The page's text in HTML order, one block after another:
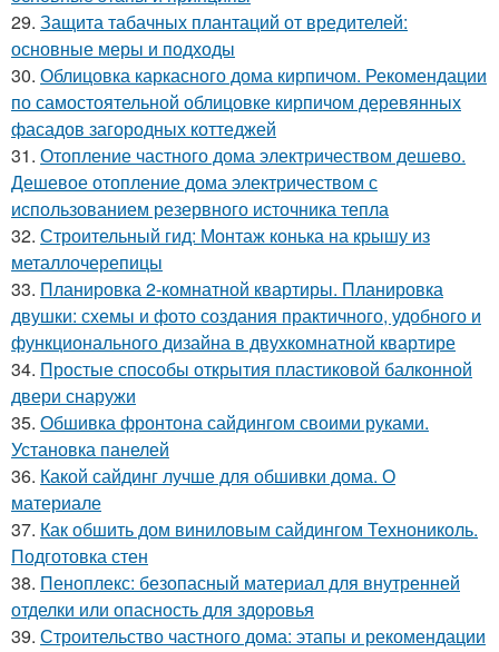
29. Защита табачных плантаций от вредителей:
основные меры и подходы
30. Облицовка каркасного дома кирпичом. Рекомендации
по самостоятельной облицовке кирпичом деревянных
фасадов загородных коттеджей
31. Отопление частного дома электричеством дешево.
Дешевое отопление дома электричеством с
использованием резервного источника тепла
32. Строительный гид: Монтаж конька на крышу из
металлочерепицы
33. Планировка 2-комнатной квартиры. Планировка
двушки: схемы и фото создания практичного, удобного и
функционального дизайна в двухкомнатной квартире
34. Простые способы открытия пластиковой балконной
двери снаружи
35. Обшивка фронтона сайдингом своими руками.
Установка панелей
36. Какой сайдинг лучше для обшивки дома. О
материале
37. Как обшить дом виниловым сайдингом Технониколь.
Подготовка стен
38. Пеноплекс: безопасный материал для внутренней
отделки или опасность для здоровья
39. Строительство частного дома: этапы и рекомендации